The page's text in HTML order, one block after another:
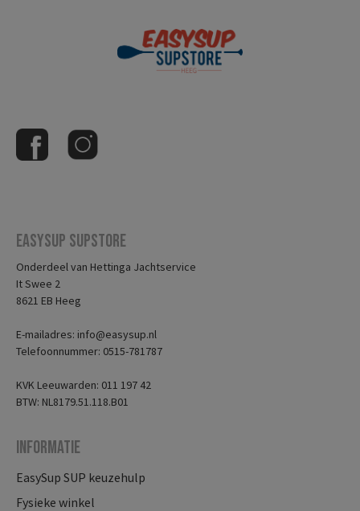
Easysup Supstore
Onderdeel van Hettinga Jachtservice
It Swee 2
8621 EB Heeg
E-mailadres: info@easysup.nl
Telefoonnummer: 0515-781787
KVK Leeuwarden: 011 197 42
BTW: NL8179.51.118.B01
Informatie
EasySup SUP keuzehulp
Fysieke winkel